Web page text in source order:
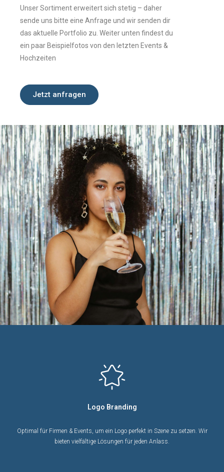
Unser Sortiment erweitert sich stetig – daher
sende uns bitte eine Anfrage und wir senden dir
das aktuelle Portfolio zu. Weiter unten findest du
ein paar Beispielfotos von den letzten Events &
Hochzeiten
Jetzt anfragen
Logo Branding
Optimal für Firmen & Events, um ein Logo perfekt in Szene zu setzen. Wir
bieten vielfältige Lösungen für jeden Anlass.